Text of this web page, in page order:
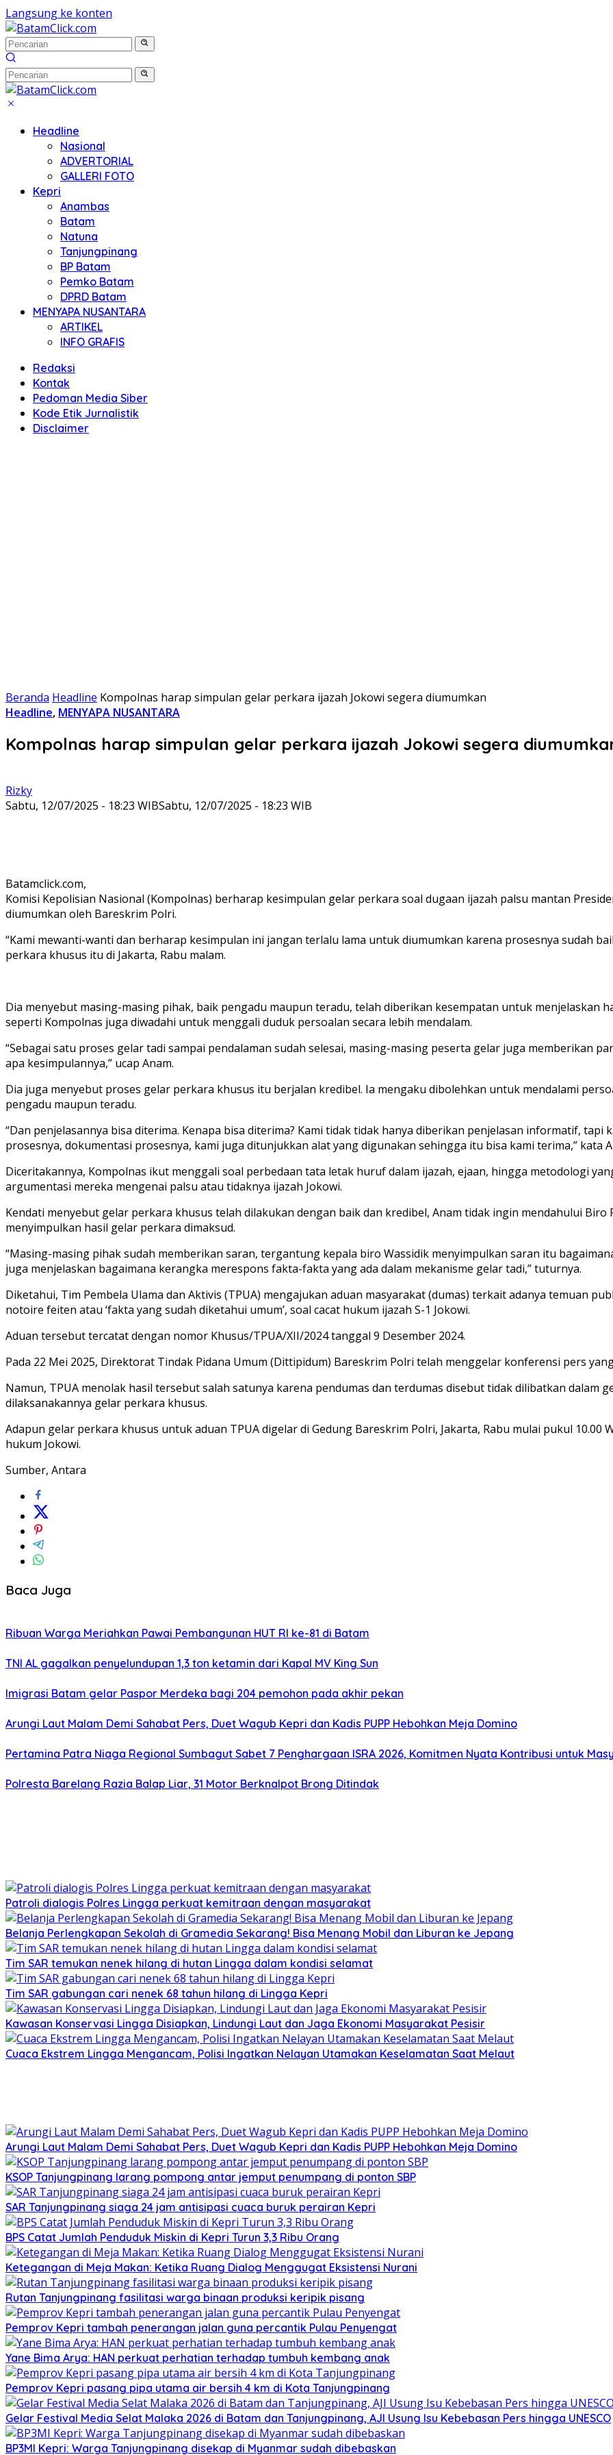
Langsung ke konten
Headline
Nasional
ADVERTORIAL
GALLERI FOTO
Kepri
Anambas
Batam
Natuna
Tanjungpinang
BP Batam
Pemko Batam
DPRD Batam
MENYAPA NUSANTARA
ARTIKEL
INFO GRAFIS
Redaksi
Kontak
Pedoman Media Siber
Kode Etik Jurnalistik
Disclaimer
Beranda Headline Kompolnas harap simpulan gelar perkara ijazah Jokowi segera diumumkan
Headline, MENYAPA NUSANTARA
Kompolnas harap simpulan gelar perkara ijazah Jokowi segera
Rizky
Sabtu, 12/07/2025 - 18:23 WIBSabtu, 12/07/2025 - 18:23 WIB
Batamclick.com,
Komisi Kepolisian Nasional (Kompolnas) berharap kesimpulan gelar perkara soal dugaan ijazah palsu mantan
diumumkan oleh Bareskrim Polri.
“Kami mewanti-wanti dan berharap kesimpulan ini jangan terlalu lama untuk diumumkan karena prosesnya sudah
perkara khusus itu di Jakarta, Rabu malam.
Dia menyebut masing-masing pihak, baik pengadu maupun teradu, telah diberikan kesempatan untuk menjelaskan
seperti Kompolnas juga diwadahi untuk menggali duduk persoalan secara lebih mendalam.
“Sebagai satu proses gelar tadi sampai pendalaman sudah selesai, masing-masing peserta gelar juga memberikan
apa kesimpulannya,” ucap Anam.
Dia juga menyebut proses gelar perkara khusus itu berjalan kredibel. Ia mengaku dibolehkan untuk mendalami
pengadu maupun teradu.
“Dan penjelasannya bisa diterima. Kenapa bisa diterima? Kami tidak tidak hanya diberikan penjelasan informatif,
prosesnya, dokumentasi prosesnya, kami juga ditunjukkan alat yang digunakan sehingga itu bisa kami terima,” kata
Diceritakannya, Kompolnas ikut menggali soal perbedaan tata letak huruf dalam ijazah, ejaan, hingga metodologi
argumentasi mereka mengenai palsu atau tidaknya ijazah Jokowi.
Kendati menyebut gelar perkara khusus telah dilakukan dengan baik dan kredibel, Anam tidak ingin mendahului
menyimpulkan hasil gelar perkara dimaksud.
“Masing-masing pihak sudah memberikan saran, tergantung kepala biro Wassidik menyimpulkan saran itu
juga menjelaskan bagaimana kerangka merespons fakta-fakta yang ada dalam mekanisme gelar tadi,” tuturnya.
Diketahui, Tim Pembela Ulama dan Aktivis (TPUA) mengajukan aduan masyarakat (dumas) terkait adanya temuan
notoire feiten atau ‘fakta yang sudah diketahui umum’, soal cacat hukum ijazah S-1 Jokowi.
Aduan tersebut tercatat dengan nomor Khusus/TPUA/XII/2024 tanggal 9 Desember 2024.
Pada 22 Mei 2025, Direktorat Tindak Pidana Umum (Dittipidum) Bareskrim Polri telah menggelar konferensi pers
Namun, TPUA menolak hasil tersebut salah satunya karena pendumas dan terdumas disebut tidak dilibatkan dalam
dilaksanakannya gelar perkara khusus.
Adapun gelar perkara khusus untuk aduan TPUA digelar di Gedung Bareskrim Polri, Jakarta, Rabu mulai pukul 10.00
hukum Jokowi.
Sumber, Antara
Baca Juga
Ribuan Warga Meriahkan Pawai Pembangunan HUT RI ke-81 di Batam
TNI AL gagalkan penyelundupan 1,3 ton ketamin dari Kapal MV King Sun
Imigrasi Batam gelar Paspor Merdeka bagi 204 pemohon pada akhir pekan
Arungi Laut Malam Demi Sahabat Pers, Duet Wagub Kepri dan Kadis PUPP Hebohkan Meja Domino
Pertamina Patra Niaga Regional Sumbagut Sabet 7 Penghargaan ISRA 2026, Komitmen Nyata Kontribusi untuk
Polresta Barelang Razia Balap Liar, 31 Motor Berknalpot Brong Ditindak
Patroli dialogis Polres Lingga perkuat kemitraan dengan masyarakat
Belanja Perlengkapan Sekolah di Gramedia Sekarang! Bisa Menang Mobil dan Liburan ke Jepang
Tim SAR temukan nenek hilang di hutan Lingga dalam kondisi selamat
Tim SAR gabungan cari nenek 68 tahun hilang di Lingga Kepri
Kawasan Konservasi Lingga Disiapkan, Lindungi Laut dan Jaga Ekonomi Masyarakat Pesisir
Cuaca Ekstrem Lingga Mengancam, Polisi Ingatkan Nelayan Utamakan Keselamatan Saat Melaut
Arungi Laut Malam Demi Sahabat Pers, Duet Wagub Kepri dan Kadis PUPP Hebohkan Meja Domino
KSOP Tanjungpinang larang pompong antar jemput penumpang di ponton SBP
SAR Tanjungpinang siaga 24 jam antisipasi cuaca buruk perairan Kepri
BPS Catat Jumlah Penduduk Miskin di Kepri Turun 3,3 Ribu Orang
Ketegangan di Meja Makan: Ketika Ruang Dialog Menggugat Eksistensi Nurani
Rutan Tanjungpinang fasilitasi warga binaan produksi keripik pisang
Pemprov Kepri tambah penerangan jalan guna percantik Pulau Penyengat
Yane Bima Arya: HAN perkuat perhatian terhadap tumbuh kembang anak
Pemprov Kepri pasang pipa utama air bersih 4 km di Kota Tanjungpinang
Gelar Festival Media Selat Malaka 2026 di Batam dan Tanjungpinang, AJI Usung Isu Kebebasan Pers hingga UNESCO
BP3MI Kepri: Warga Tanjungpinang disekap di Myanmar sudah dibebaskan